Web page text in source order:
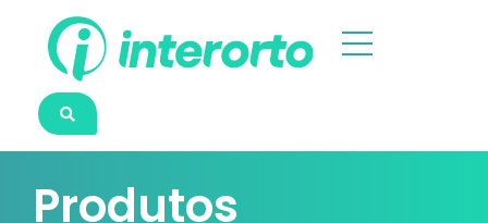
Produtos